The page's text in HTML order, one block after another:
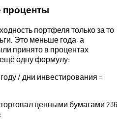
портфеля только за то
Это меньше года, а
принято в процентах
одну формулу:
/ дни инвестирования =
ценными бумагами 236